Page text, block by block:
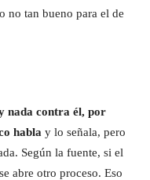
no tan bueno para el de
nada contra él, por
habla y lo señala, pero
Según la fuente, si el
abre otro proceso. Eso